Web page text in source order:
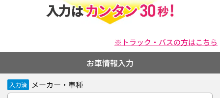
※トラック・バスの方はこちら
お車情報入力
入力済 メーカー・車種